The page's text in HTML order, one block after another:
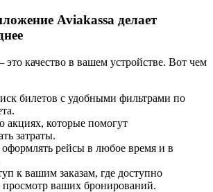
Aviakassa делает
качество в вашем устройстве. Вот чем
билетов с удобными фильтрами по
акциях, которые помогут
затраты.
рейсы в любое время и в
к вашим заказам, где доступно
просмотр ваших бронирований.